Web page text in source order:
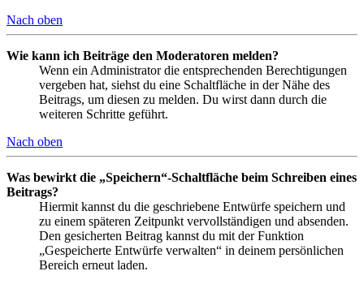
Nach oben
Wie kann ich Beiträge den Moderatoren melden?
Wenn ein Administrator die entsprechenden Berechtigungen
vergeben hat, siehst du eine Schaltfläche in der Nähe des
Beitrags, um diesen zu melden. Du wirst dann durch die
weiteren Schritte geführt.
Nach oben
Was bewirkt die „Speichern“-Schaltfläche beim Schreiben eines
Beitrags?
Hiermit kannst du die geschriebene Entwürfe speichern und
zu einem späteren Zeitpunkt vervollständigen und absenden.
Den gesicherten Beitrag kannst du mit der Funktion
„Gespeicherte Entwürfe verwalten“ in deinem persönlichen
Bereich erneut laden.